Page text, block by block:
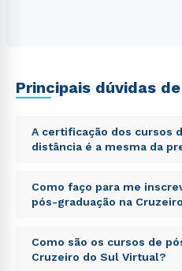
Principais dúvidas
A certificação dos cursos
distância é a mesma da
Sed ut perspiciatis unde
voluptatem accusantium
totam rem aperiam, eaque
explicabo. Nemo enim
voluptas sit aspernatur aut
Como faço para me
pós-graduação na
Sed ut perspiciatis unde
voluptatem accusantium
Como são os cursos de
Cruzeiro do Sul Virtual?